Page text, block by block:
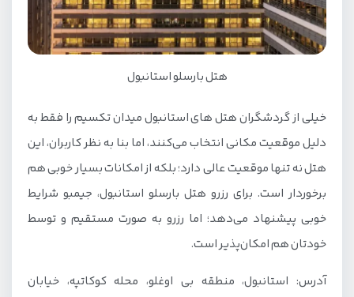
هتل بارسلو استانبول
خیلی از گردشگران هتل های استانبول میدان تکسیم را فقط به
دلیل موقعیت مکانی انتخاب می‌کنند، اما بنا به نظر کاربران، این
هتل نه تنها موقعیت عالی دارد؛ بلکه از امکانات بسیار خوبی هم
برخوردار است. برای رزرو هتل بارسلو استانبول، جیمبو شرایط
خوبی پیشنهاد می‌دهد؛ اما رزرو به صورت مستقیم و توسط
خودتان هم امکان‌پذیر است.
آدرس: استانبول، منطقه بی اوغلو، محله کوکاتپه، خیابان